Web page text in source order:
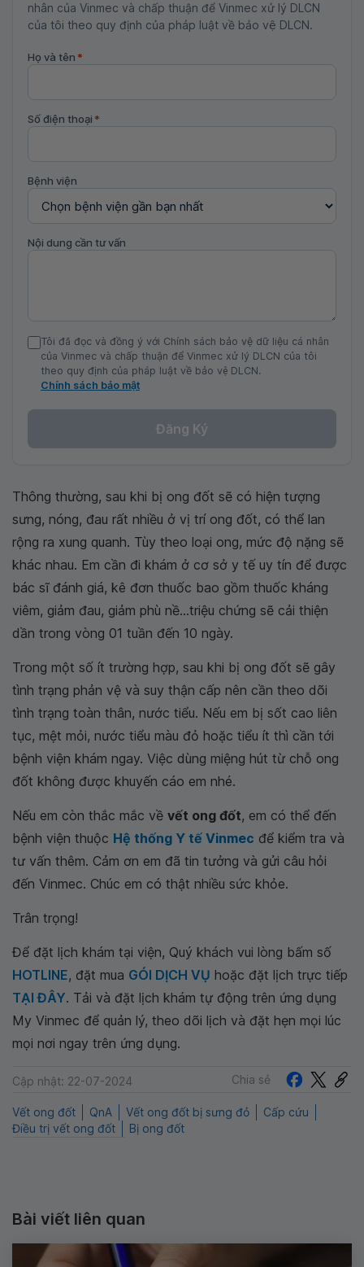
nhân của Vinmec và chấp thuận để Vinmec xử lý DLCN
của tôi theo quy định của pháp luật về bảo vệ DLCN.
Họ và tên *
Số điện thoại *
Bệnh viện
Nội dung cần tư vấn
Tôi đã đọc và đồng ý với Chính sách bảo vệ dữ liệu cá nhân
của Vinmec và chấp thuận để Vinmec xử lý DLCN của tôi
theo quy định của pháp luật về bảo vệ DLCN.
Chính sách bảo mật
Đăng Ký
Thông thường, sau khi bị ong đốt sẽ có hiện tượng
sưng, nóng, đau rất nhiều ở vị trí ong đốt, có thể lan
rộng ra xung quanh. Tùy theo loại ong, mức độ nặng sẽ
khác nhau. Em cần đi khám ở cơ sở y tế uy tín để được
bác sĩ đánh giá, kê đơn thuốc bao gồm thuốc kháng
viêm, giảm đau, giảm phù nề...triệu chứng sẽ cải thiện
dần trong vòng 01 tuần đến 10 ngày.
Trong một số ít trường hợp, sau khi bị ong đốt sẽ gây
tình trạng phản vệ và suy thận cấp nên cần theo dõi
tình trạng toàn thân, nước tiểu. Nếu em bị sốt cao liên
tục, mệt mỏi, nước tiểu màu đỏ hoặc tiểu ít thì cần tới
bệnh viện khám ngay. Việc dùng miệng hút từ chỗ ong
đốt không được khuyến cáo em nhé.
Nếu em còn thắc mắc về vết ong đốt, em có thể đến
bệnh viện thuộc Hệ thống Y tế Vinmec để kiểm tra và
tư vấn thêm. Cảm ơn em đã tin tưởng và gửi câu hỏi
đến Vinmec. Chúc em có thật nhiều sức khỏe.
Trân trọng!
Để đặt lịch khám tại viện, Quý khách vui lòng bấm số
HOTLINE, đặt mua GÓI DỊCH VỤ hoặc đặt lịch trực tiếp
TẠI ĐÂY. Tải và đặt lịch khám tự động trên ứng dụng
My Vinmec để quản lý, theo dõi lịch và đặt hẹn mọi lúc
mọi nơi ngay trên ứng dụng.
Cập nhật: 22-07-2024 Chia sẻ
Vết ong đốt QnA Vết ong đốt bị sưng đỏ
Cấp cứu
Điều trị vết ong đốt
Bị ong đốt
Bài viết liên quan